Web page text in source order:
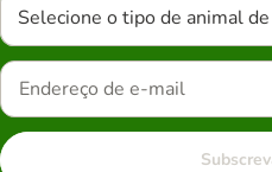
Selecione o tipo de animal